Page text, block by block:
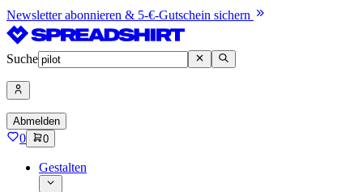
Newsletter abonnieren & 5-€-Gutschein sichern
Suche
Abmelden
0 0
Gestalten